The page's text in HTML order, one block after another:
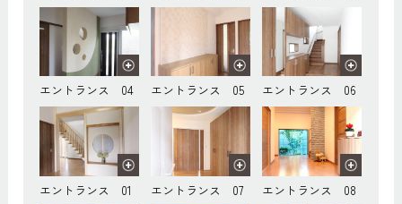
エントランス 04 エントランス 05 エントランス 06
エントランス 01 エントランス 07 エントランス 08